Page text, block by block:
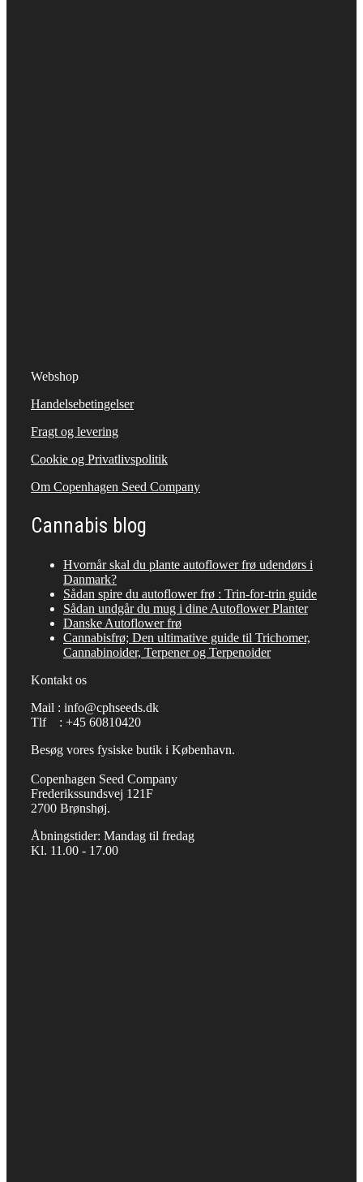
Webshop
Handelsebetingelser
Fragt og levering
Cookie og Privatlivspolitik
Om Copenhagen Seed Company
Cannabis blog
Hvornår skal du plante autoflower frø udendørs i
Danmark?
Sådan spire du autoflower frø : Trin-for-trin guide
Sådan undgår du mug i dine Autoflower Planter
Danske Autoflower frø
Cannabisfrø; Den ultimative guide til Trichomer,
Cannabinoider, Terpener og Terpenoider
Kontakt os
Mail : info@cphseeds.dk
Tlf : +45 60810420
Besøg vores fysiske butik i København.
Copenhagen Seed Company
Frederikssundsvej 121F
2700 Brønshøj.
Åbningstider: Mandag til fredag
Kl. 11.00 - 17.00